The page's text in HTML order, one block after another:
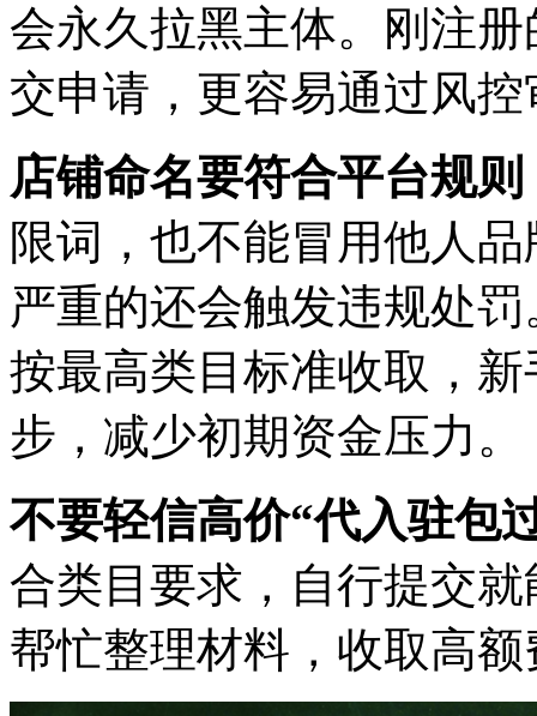
会永久拉黑主体。刚注
交申请，更容易通过风控
店铺命名要符合平台规则
限词，也不能冒用他人
严重的还会触发违规处
按最高类目标准收取，
步，减少初期资金压力。
不要轻信高价“代入驻包
合类目要求，自行提交
帮忙整理材料，收取高